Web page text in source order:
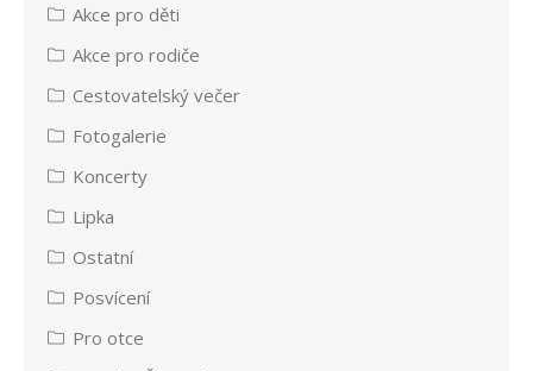
Akce pro děti
Akce pro rodiče
Cestovatelský večer
Fotogalerie
Koncerty
Lipka
Ostatní
Posvícení
Pro otce